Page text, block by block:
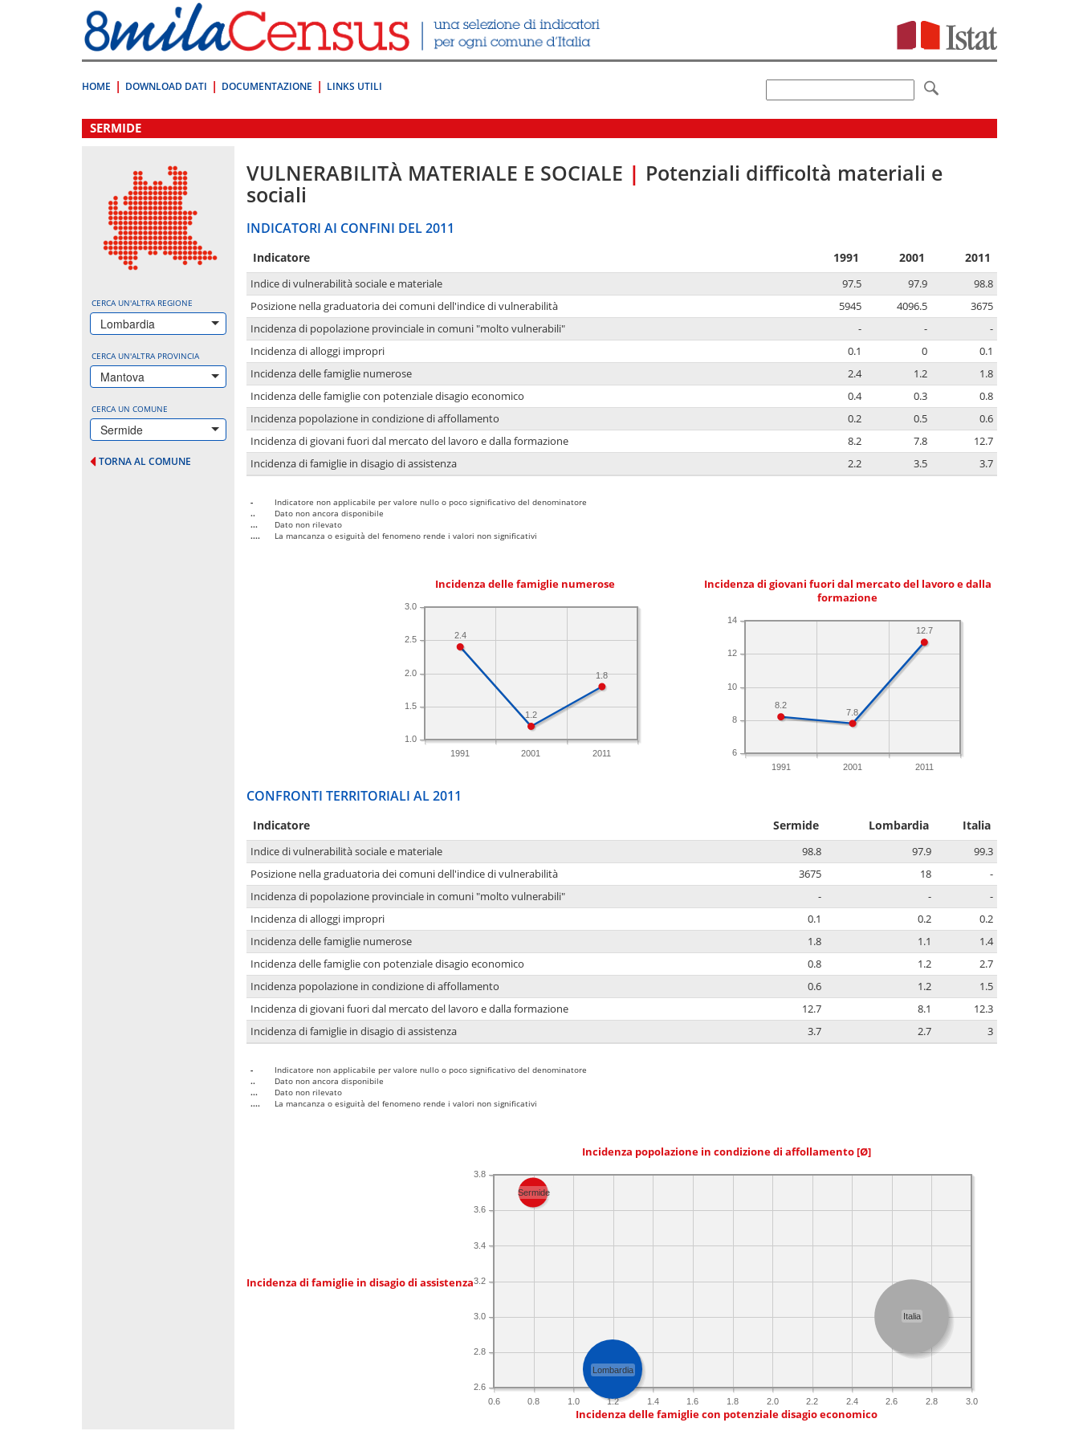
direttamente
a:
Contenuto
HOME DOWNLOAD DATI DOCUMENTAZIONE LINKS UTILI
.
SERMIDE
CERCA UN'ALTRA REGIONE
Lombardia
CERCA UN'ALTRA PROVINCIA
Mantova
CERCA UN COMUNE
Sermide
TORNA AL COMUNE
VULNERABILITÀ MATERIALE E SOCIALE | Potenziali difficoltà materiali e
sociali
INDICATORI AI CONFINI DEL 2011
Indicatore 1991 2001 2011
Indice di vulnerabilità sociale e materiale 97.5 97.9
98.8
Posizione nella graduatoria dei comuni dell'indice di vulnerabilità
5945 4096.5
3675
Incidenza di popolazione provinciale in comuni "molto vulnerabili"
- -
-
Incidenza di alloggi impropri
0.1 0
0.1
Incidenza delle famiglie numerose
2.4 1.2
1.8
Incidenza delle famiglie con potenziale disagio economico
0.4 0.3
0.8
Incidenza popolazione in condizione di affollamento
0.2 0.5
0.6
Incidenza di giovani fuori dal mercato del lavoro e dalla formazione
8.2 7.8
12.7
Incidenza di famiglie in disagio di assistenza
2.2 3.5 3.7
-
Indicatore non applicabile per valore nullo o poco significativo del denominatore
..
Dato non ancora disponibile
...
Dato non rilevato
....
La mancanza o esiguità del fenomeno rende i valori non significativi
Incidenza delle famiglie numerose
1991 2001 2011
1.0
1.5
2.0
2.5
3.0
1.8
1.2
2.4
Incidenza di giovani fuori dal mercato del lavoro e dalla
formazione
1991 2001 2011
6
8
10
12
14
12.7
7.8
8.2
CONFRONTI TERRITORIALI AL 2011
Indicatore Sermide Lombardia Italia
Indice di vulnerabilità sociale e materiale 98.8 97.9
99.3
Posizione nella graduatoria dei comuni dell'indice di vulnerabilità
3675 18
-
Incidenza di popolazione provinciale in comuni "molto vulnerabili"
- -
-
Incidenza di alloggi impropri
0.1 0.2
0.2
Incidenza delle famiglie numerose
1.8 1.1
1.4
Incidenza delle famiglie con potenziale disagio economico
0.8 1.2
2.7
Incidenza popolazione in condizione di affollamento
0.6 1.2
1.5
Incidenza di giovani fuori dal mercato del lavoro e dalla formazione
12.7 8.1
12.3
Incidenza di famiglie in disagio di assistenza
3.7 2.7 3
-
Indicatore non applicabile per valore nullo o poco significativo del denominatore
..
Dato non ancora disponibile
...
Dato non rilevato
....
La mancanza o esiguità del fenomeno rende i valori non significativi
Incidenza popolazione in condizione di affollamento [Ø]
Incidenza di famiglie in disagio di assistenza
0.6 0.8 1.0 1.2 1.4 1.6 1.8 2.0 2.2 2.4 2.6 2.8 3.0
2.6
2.8
3.0
3.2
3.4
3.6
3.8
Italia
Lombardia
Sermide
Incidenza delle famiglie con potenziale disagio economico